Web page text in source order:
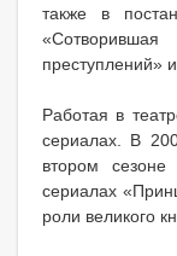
также в
преступлений» и
Работая в
сериалах. В
втором
сериалах
роли великого